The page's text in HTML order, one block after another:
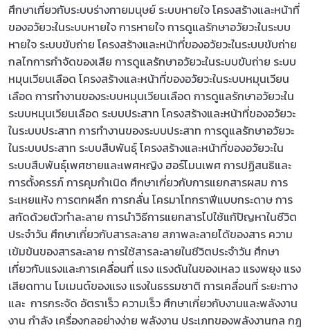
ศึกษาเกี่ยวกับระบบร่างกายมนุษย์ ระบบหายใจ โครงสร้างและหน้าที่
ของอวัยวะในระบบหายใจ การหายใจ การดูแลรักษาอวัยวะในระบบ
หายใจ ระบบขับถ่าย โครงสร้างและหน้าที่ของอวัยวะในระบบขับถ่าย
กลไกการกำจัดของเสีย การดูแลรักษาอวัยวะในระบบขับถ่าย ระบบ
หมุนเวียนเลือด โครงสร้างและหน้าที่ของอวัยวะในระบบหมุนเวียน
เลือด การทำงานของระบบหมุนเวียนเลือด การดูแลรักษาอวัยวะใน
ระบบหมุนเวียนเลือด ระบบประสาท โครงสร้างและหน้าที่ของอวัยวะ
ในระบบประสาท การทำงานของระบบประสาท การดูแลรักษาอวัยวะ
ในระบบประสาท ระบบสืบพันธุ์ โครงสร้างและหน้าที่ของอวัยวะใน
ระบบสืบพันธุ์เพศชายและเพศหญิง ฮอร์โมนเพศ การปฏิสนธิและ
การตั้งครรภ์ การคุมกำเนิด ศึกษาเกี่ยวกับการแยกสารผสม การ
ระเหยแห้ง การตกผลึก การกลั่น โครมาโทกราฟีแบบกระดาษ การ
สกัดด้วยตัวทำละลาย การนำวิธีการแยกสารไปใช้แก้ปัญหาในชีวิต
ประจำวัน ศึกษาเกี่ยวกับสารละลาย สภาพละลายได้ของสาร ความ
เข้มข้นของสารละลาย การใช้สารละลายในชีวิตประจำวัน ศึกษา
เกี่ยวกับแรงและการเคลื่อนที่ แรง แรงดันในของเหลว แรงพยุง แรง
เสียดทาน โมเมนต์ของแรง แรงในธรรมชาติ การเคลื่อนที่ ระยะทาง
และ การกระจัด อัตราเร็ว ความเร็ว ศึกษาเกี่ยวกับงานและพลังงาน
งาน กำลัง เครื่องกลอย่างง่าย พลังงาน ประเภทของพลังงานกล กฎ